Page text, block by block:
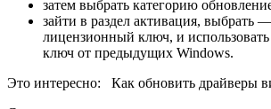
затем выбрать категорию
зайти в раздел активация, выбрать
лицензионный ключ, и
ключ от предыдущих Windows.
Это интересно:
Как обновить драйверы